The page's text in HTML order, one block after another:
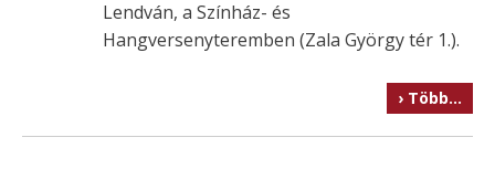
Lendván, a Színház- és
Hangversenyteremben (Zala György tér 1.).
› Több…